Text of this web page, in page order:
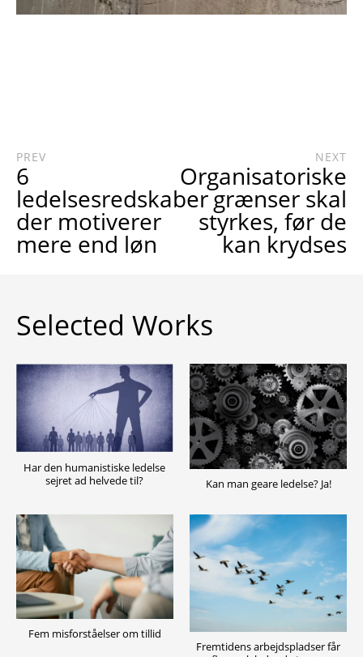
PREV
6
ledelsesredskaber
der motiverer
mere end løn
NEXT
Organisatoriske
grænser skal
styrkes, før de
kan krydses
Selected Works
Har den humanistiske ledelse
sejret ad helvede til?
Kan man geare ledelse? Ja!
Fem misforståelser om tillid
Fremtidens arbejdspladser får